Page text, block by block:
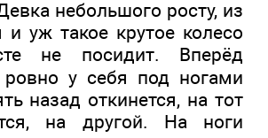
небольшого росту, из
и уж такое крутое колесо
не посидит. Вперёд
ровно у себя под ногами
назад откинется, на тот
на другой. На ноги